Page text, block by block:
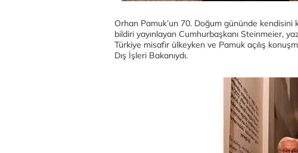
Orhan Pamuk’un 70. Doğum gününde kendisini
bildiri yayınlayan Cumhurbaşkanı Steinmeier,
Türkiye misafir ülkeyken ve Pamuk açılış
Dış İşleri Bakanıydı.